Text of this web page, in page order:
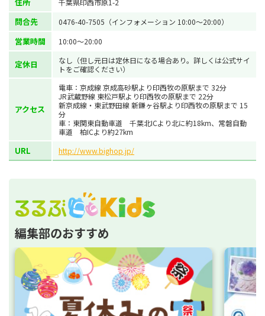
問合先 0476-40-7505（インフォメーション 10:00～20:00）
営業時間 10:00～20:00
定休日
なし（但し元日は定休日になる場合あり。詳しくは公式サイ
トをご確認ください）
アクセス
電車：京成線 京成高砂駅より印西牧の原駅まで 32分
JR武蔵野線 東松戸駅より印西牧の原駅まで 22分
新京成線・東武野田線 新鎌ヶ谷駅より印西牧の原駅まで 15
分
車：東関東自動車道 千葉北ICより北に約18km、常磐自動
車道 柏ICより約27km
URL http://www.bighop.jp/
編集部のおすすめ